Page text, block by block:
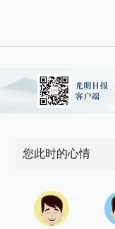
您此时的心情